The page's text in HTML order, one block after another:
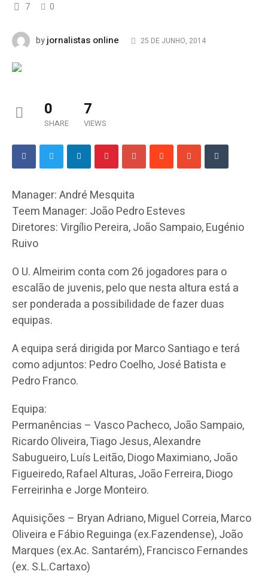
7 0
byjornalistas online 25 DE JUNHO, 2014
0
SHARE
7
VIEWS
Manager: André Mesquita
Teem Manager: João Pedro Esteves
Diretores: Virgílio Pereira, João Sampaio, Eugénio
Ruivo
O U. Almeirim conta com 26 jogadores para o
escalão de juvenis, pelo que nesta altura está a
ser ponderada a possibilidade de fazer duas
equipas.
A equipa será dirigida por Marco Santiago e terá
como adjuntos: Pedro Coelho, José Batista e
Pedro Franco.
Equipa:
Permanências – Vasco Pacheco, João Sampaio,
Ricardo Oliveira, Tiago Jesus, Alexandre
Sabugueiro, Luís Leitão, Diogo Maximiano, João
Figueiredo, Rafael Alturas, João Ferreira, Diogo
Ferreirinha e Jorge Monteiro.
Aquisições – Bryan Adriano, Miguel Correia, Marco
Oliveira e Fábio Reguinga (ex.Fazendense), João
Marques (ex.Ac. Santarém), Francisco Fernandes
(ex. S.L.Cartaxo)